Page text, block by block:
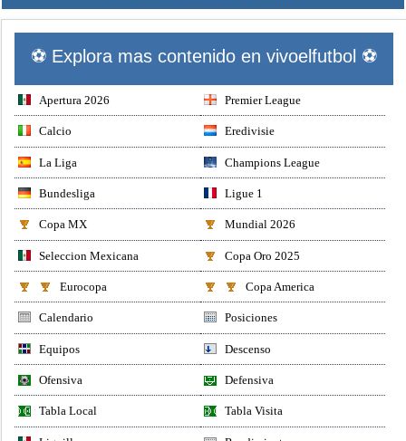
⚽ Explora mas contenido en vivoelfutbol ⚽
Apertura 2026 Premier League
Calcio Eredivisie
La Liga Champions League
Bundesliga Ligue 1
Copa MX Mundial 2026
Seleccion Mexicana Copa Oro 2025
Eurocopa Copa America
Calendario Posiciones
Equipos Descenso
Ofensiva Defensiva
Tabla Local Tabla Visita